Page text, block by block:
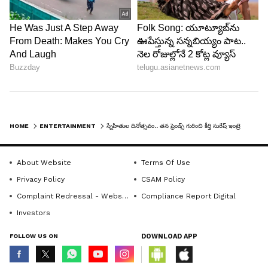
సినిమాలు చేసిన కీర్తి సురేష్ త్వరలో బాలీవుడ్ కూ ఎంట్రీ
ఇవ్వనుందని అంటున్నారు. బాలీవుడ్ స్టార్ వరుణ్ ధావన్
HOME ENTERTAINMENT
About Website
Terms Of Use
Privacy Policy
CSAM Policy
Complaint Redressal - Website
Compliance Report Digital
Investors
FOLLOW US ON DOWNLOAD APP